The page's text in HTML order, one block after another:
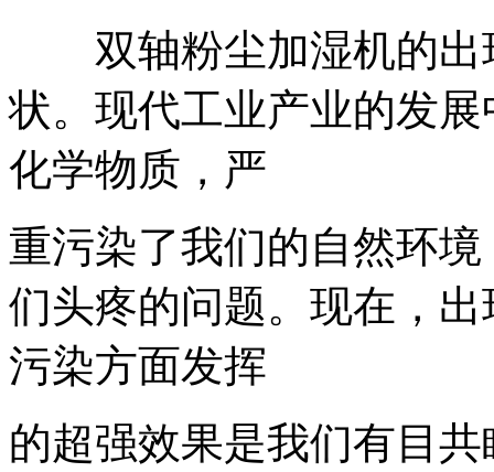
双轴粉尘加湿机的出
状。现代工业产业的发
化学物质，严
重污染了我们的自然环
们头疼的问题。现在，
污染方面发挥
的超强效果是我们有目